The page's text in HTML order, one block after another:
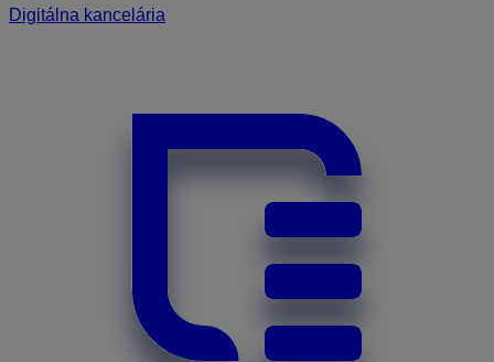
Digitálna kancelária